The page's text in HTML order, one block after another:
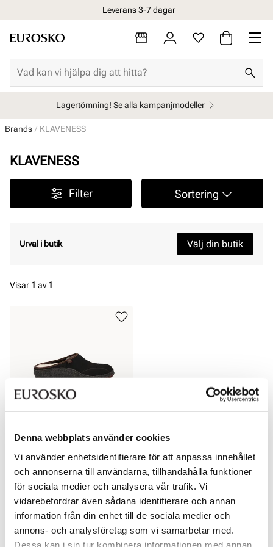
Denna webbplats använder cookies
Vi använder enhetsidentifierare för att anpassa innehållet
och annonserna till användarna, tillhandahålla funktioner
för sociala medier och analysera vår trafik. Vi
vidarebefordrar även sådana identifierare och annan
information från din enhet till de sociala medier och
annons- och analysföretag som vi samarbetar med.
Dessa kan i sin tur kombinera informationen med annan
Leverans 3-7 dagar
Lagertömning! Se alla kampanjmodeller
Brands KLAVENESS
KLAVENESS
Filter Sortering
Urval i butik Välj din butik
Visar 1 av1
KLAVENESS
KLAVENESS Sort
Pris
999 kr
Visar1av1